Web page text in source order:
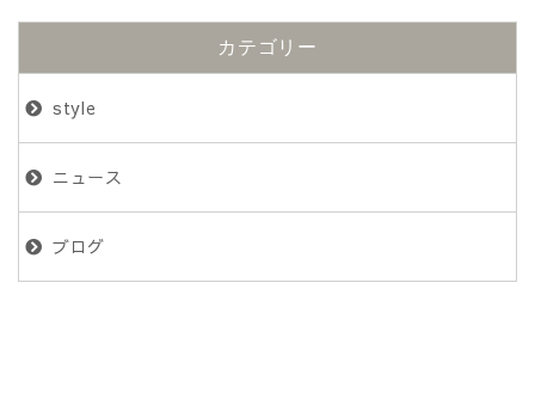
カテゴリー
style
ニュース
ブログ